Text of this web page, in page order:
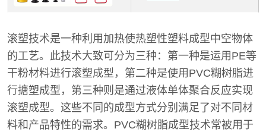
滚塑技术是一种利用加热使热塑性塑料成型中空物体
的工艺。此技术大致可分为三种：第一种是运用PE等
干粉材料进行滚塑成型，第二种是使用PVC糊树脂进
行搪塑成型，第三种则是通过液体单体聚合反应实现
滚塑成型。这些不同的成型方式分别满足了对不同材
料和产品特性的需求。PVC糊树脂成型技术常被用于